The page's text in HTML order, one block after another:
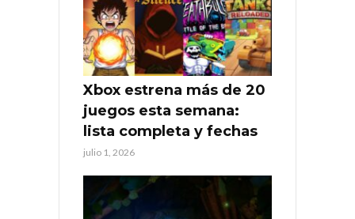
Xbox estrena más de 20
juegos esta semana:
lista completa y fechas
julio 1, 2026